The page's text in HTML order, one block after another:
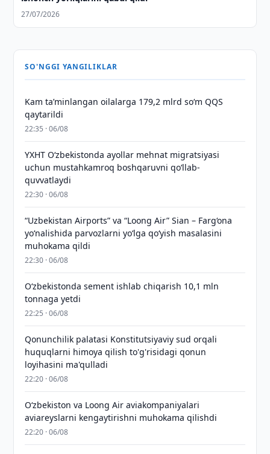
27/07/2026
SO'NGGI YANGILIKLAR
Kam taʼminlangan oilalarga 179,2 mlrd so‘m QQS
qaytarildi
22:35 · 06/08
YXHT O‘zbekistonda ayollar mehnat migratsiyasi
uchun mustahkamroq boshqaruvni qo‘llab-
quvvatlaydi
22:30 · 06/08
“Uzbekistan Airports” va “Loong Air” Sian – Farg‘ona
yo‘nalishida parvozlarni yo‘lga qo‘yish masalasini
muhokama qildi
22:30 · 06/08
O‘zbekistonda sement ishlab chiqarish 10,1 mln
tonnaga yetdi
22:25 · 06/08
Qonunchilik palatasi Konstitutsiyaviy sud orqali
huquqlarni himoya qilish to'g'risidagi qonun
loyihasini ma'qulladi
22:20 · 06/08
Oʻzbekiston va Loong Air aviakompaniyalari
aviareyslarni kengaytirishni muhokama qilishdi
22:20 · 06/08